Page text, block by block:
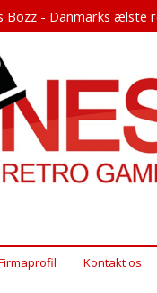
Bozz - Danmarks
Kontakt os